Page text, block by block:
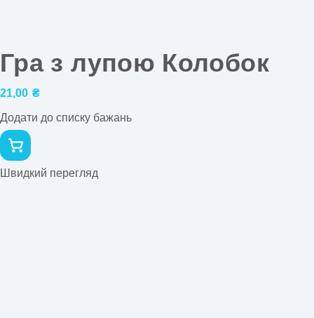
Гра з лупою Колобок
21,00 ₴
Додати до списку бажань
Швидкий перегляд